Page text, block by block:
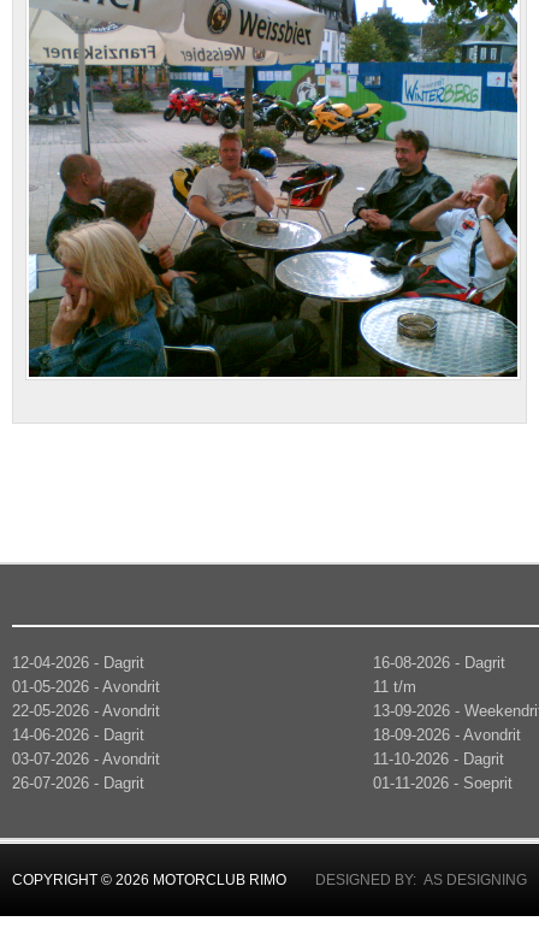
12-04-2026 - Dagrit
01-05-2026 - Avondrit
22-05-2026 - Avondrit
14-06-2026 - Dagrit
03-07-2026 - Avondrit
26-07-2026 - Dagrit
16-08-2026 - Dagrit
11 t/m
13-09-2026 -
18-09-2026 - Avondrit
11-10-2026 - Dagrit
01-11-2026 - Soeprit
COPYRIGHT © 2026 MOTORCLUB RIMO DESIGNED BY: AS DESIGNING